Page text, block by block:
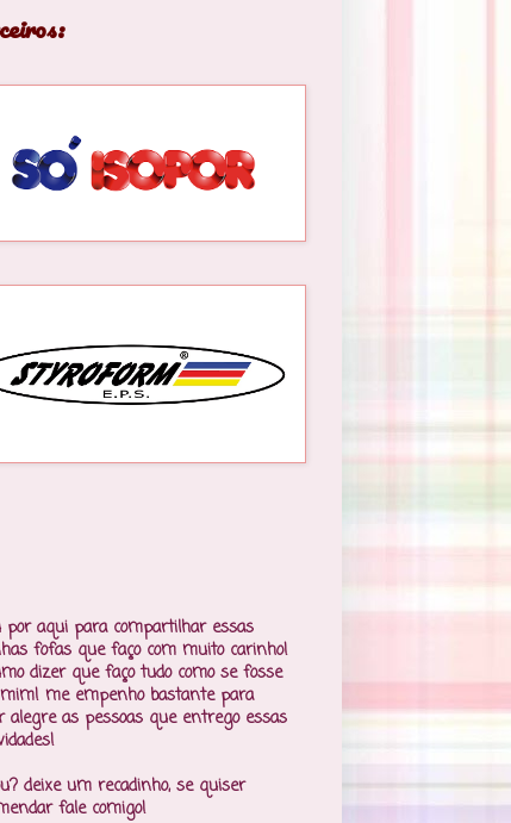
por aqui para compartilhar essas
fofas que faço com muito carinho!
dizer que faço tudo como se fosse
me empenho bastante para
alegre as pessoas que entrego essas
deixe um recadinho, se quiser
fale comigo!